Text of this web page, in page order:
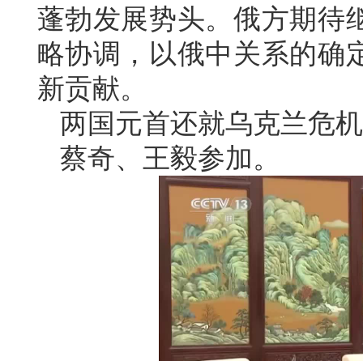
蓬勃发展势头。俄方期待
略协调，以俄中关系的确
新贡献。
两国元首还就乌克兰危
蔡奇、王毅参加。